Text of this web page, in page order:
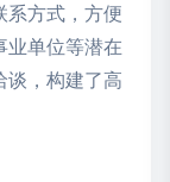
系方式，方便
业单位等潜在
谈，构建了高